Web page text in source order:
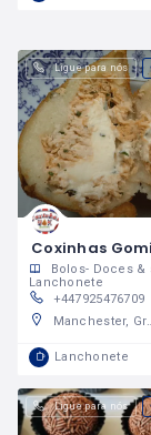
Ligue para nós
Coxinhas
Bolos- Doces &
Lanchonete
+447925476709
Manchester, Greater Manchester, England, United Kingdom
Lanchonete
Ligue para nós